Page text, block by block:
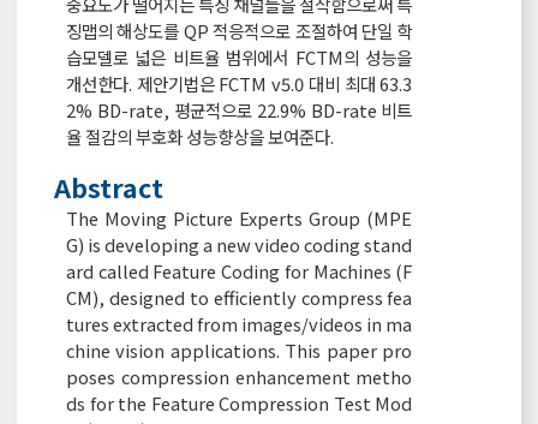
징맵의 해상도를 QP 적응적으로 조절하여 단일 학
습모델로 넓은 비트율 범위에서 FCTM의 성능을
개선한다. 제안기법은 FCTM v5.0 대비 최대 63.3
2% BD-rate, 평균적으로 22.9% BD-rate 비트
율 절감의 부호화 성능향상을 보여준다.
Abstract
The Moving Picture Experts Group (MPE
G) is developing a new video coding stand
ard called Feature Coding for Machines (F
CM), designed to efficiently compress fea
tures extracted from images/videos in ma
chine vision applications. This paper pro
poses compression enhancement metho
ds for the Feature Compression Test Mod